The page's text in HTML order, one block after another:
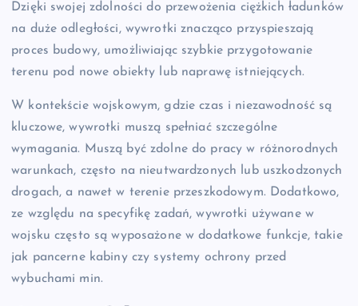
Dzięki swojej zdolności do przewożenia ciężkich ładunków
na duże odległości, wywrotki znacząco przyspieszają
proces budowy, umożliwiając szybkie przygotowanie
terenu pod nowe obiekty lub naprawę istniejących.
W kontekście wojskowym, gdzie czas i niezawodność są
kluczowe, wywrotki muszą spełniać szczególne
wymagania. Muszą być zdolne do pracy w różnorodnych
warunkach, często na nieutwardzonych lub uszkodzonych
drogach, a nawet w terenie przeszkodowym. Dodatkowo,
ze względu na specyfikę zadań, wywrotki używane w
wojsku często są wyposażone w dodatkowe funkcje, takie
jak pancerne kabiny czy systemy ochrony przed
wybuchami min.